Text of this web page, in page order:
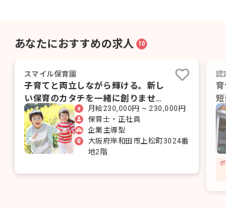
あなたにおすすめの求人 10
スマイル保育園
子育てと両立しながら輝ける。新し
い保育のカタチを一緒に創りません
か？
月給230,000円 ~ 230,000円
保育士・正社員
企業主導型
大阪府岸和田市上松町3024番
地2階
認
ま